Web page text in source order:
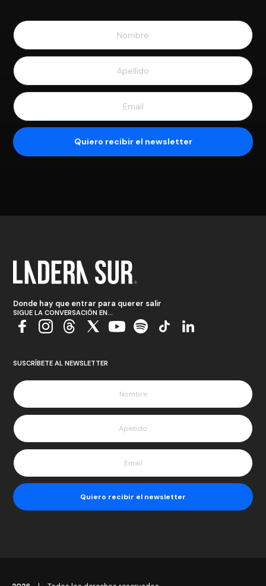
Donde hay que entrar para querer salir
SIGUE LA CONVERSACIÓN EN...
SUSCRÍBETE AL NEWSLETTER